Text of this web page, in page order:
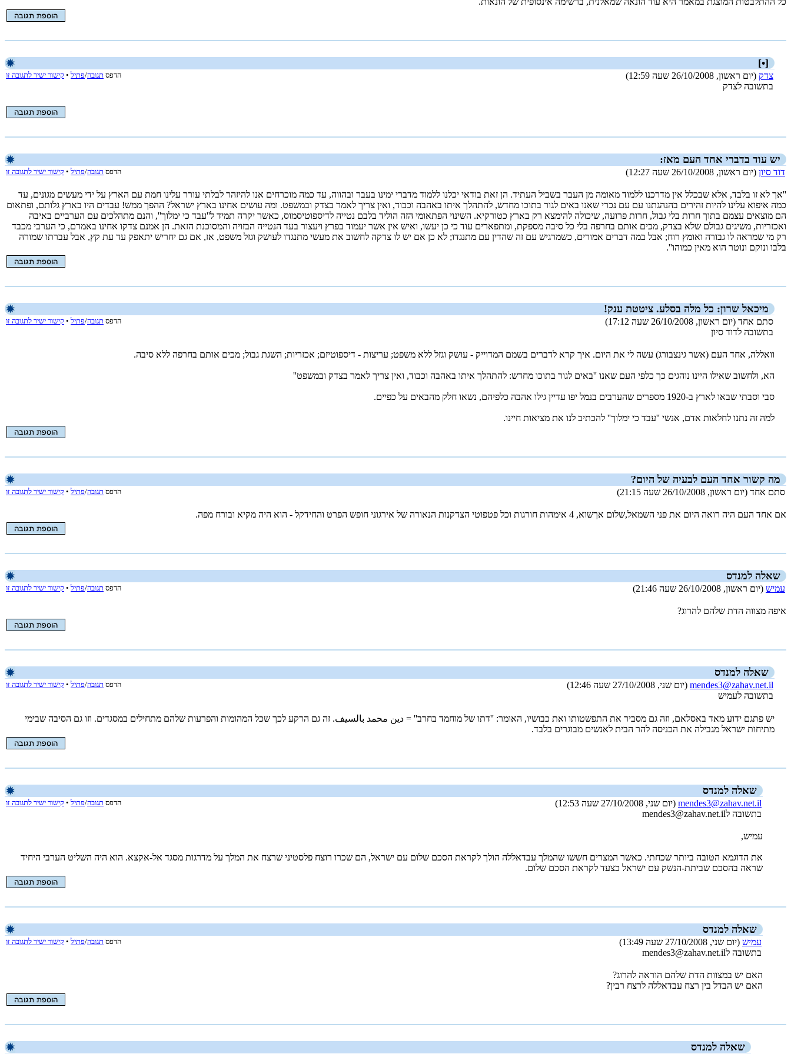
[•]
צדק (יום ראשון, 26/10/2008 שעה 12:59)
בתשובה לצדק
הדפס תגובה/פתיל • קישור ישיר לתגובה זו
יש עוד בדברי אחד העם מאז:
דוד סיון (יום ראשון, 26/10/2008 שעה 12:27) הדפס תגובה/פתיל • קישור ישיר לתגובה זו
''אך לא זו בלבד, אלא שבכלל אין מדרכנו ללמוד מאומה מן העבר בשביל העתיד. הן זאת בודאי יכלנו ללמוד מדברי ימינו בעבר ובהווה, עד כמה מוכרחים אנו להיזהר לבלתי עורר עלינו חמת עם הארץ על ידי מעשים מגונים, עד
כמה איפוא עלינו להיות זהירים בהנהגתנו עם עם נכרי שאנו באים לגור בתוכו מחדש, להתהלך איתו באהבה וכבוד, ואין צריך לאמר בצדק ובמשפט. ומה עושים אחינו בארץ ישראל? ההפך ממש! עבדים היו בארץ גלותם, ופתאום
הם מוצאים עצמם בתוך חרות בלי גבול, חרות פרועה, שיכולה להימצא רק בארץ כטורקיא. השינוי הפתאומי הזה הוליד בלבם נטייה לדיספוטיסמוס, כאשר יקרה תמיד ל''עבד כי ימלוך'', והנם מתהלכים עם הערביים באיבה
ואכזריות, משיגים גבולם שלא בצדק, מכים אותם בחרפה בלי כל סיבה מספקת, ומתפארים עוד כי כן יעשו, ואיש אין אשר יעמוד בפרץ ויעצור בעד הנטייה הבזויה והמסוכנת הזאת. הן אמנם צדקו אחינו באמרם, כי הערבי מכבד
רק מי שמראה לו גבורה ואומץ רוח; אבל במה דברים אמורים, כשמרגיש עם זה שהדין עם מתנגדו; לא כן אם יש לו צדקה לחשוב את מעשי מתנגדו לעושק וגזל משפט, אז, אם גם יחריש יתאפק עד עת קץ, אבל עברתו שמורה
בלבו ונוקם ונוטר הוא מאין כמוהו''.
מיכאל שרון: כל מלה בסלע. ציטטת ענק!
סתם אחד (יום ראשון, 26/10/2008 שעה 17:12)
בתשובה לדוד סיון
הדפס תגובה/פתיל • קישור ישיר לתגובה זו
וואללה, אחד העם (אשר גינצבורג) עשה לי את היום. איך קרא לדברים בשמם המדוייק - עושק וגזל ללא משפט; עריצות - דיספוטיזם; אכזריות; השגת גבול; מכים אותם בחרפה ללא סיבה.
הא, ולחשוב שאילו היינו נוהגים כך כלפי העם שאנו ''באים לגור בתוכו מחדש: להתהלך איתו באהבה וכבוד, ואין צריך לאמר בצדק ובמשפט''
סבי וסבתי שבאו לארץ ב-‏1920 מספרים שהערבים בנמל יפו עדיין גילו אהבה כלפיהם, נשאו חלק מהבאים על כפיים.
למה זה נתנו לחלאות אדם, אנשי ''עבד כי ימלוך'' להכתיב לנו את מציאות חיינו.
מה קשור אחד העם לבעיה של היום?
סתם אחד (יום ראשון, 26/10/2008 שעה 21:15) הדפס תגובה/פתיל • קישור ישיר לתגובה זו
אם אחד העם היה רואה היום את פני השמאל,שלום אךשוא, 4 אימהות חורגות וכל פטפוטי הצדקנות הנאורה של אירגוני חופש הפרט והחידקל - הוא היה מקיא ובורח מפה.
שאלה למנדס
עמיש (יום ראשון, 26/10/2008 שעה 21:46) הדפס תגובה/פתיל • קישור ישיר לתגובה זו
איפה מצווה הדת שלהם להרוג?
שאלה למנדס
mendes3@zahav.net.il (יום שני, 27/10/2008 שעה 12:46)
בתשובה לעמיש
הדפס תגובה/פתיל • קישור ישיר לתגובה זו
יש פתגם ידוע מאד באסלאם, וזה גם מסביר את התפשטותו ואת כבושיו, האומר: ''דתו של מוחמד בחרב'' = دين محمد بالسيف. זה גם הרקע לכך שכל המהומות והפרעות שלהם מתחילים במסגדים. וזו גם הסיבה שבימי
מתיחות ישראל מגבילה את הכניסה להר הבית לאנשים מבוגרים בלבד.
שאלה למנדס
mendes3@zahav.net.il (יום שני, 27/10/2008 שעה 12:53)
בתשובה לmendes3@zahav.net.il
הדפס תגובה/פתיל • קישור ישיר לתגובה זו
עמיש,
את הדוגמא הטובה ביותר שכחתי. כאשר המצרים חששו שהמלך עבדאללה הולך לקראת הסכם שלום עם ישראל, הם שכרו רוצח פלסטיני שרצח את המלך על מדרגות מסגד אל-אקצא. הוא היה השליט הערבי היחיד
שראה בהסכם שביתת-הנשק עם ישראל כצעד לקראת הסכם שלום.
שאלה למנדס
עמיש (יום שני, 27/10/2008 שעה 13:49)
בתשובה לmendes3@zahav.net.il
הדפס תגובה/פתיל • קישור ישיר לתגובה זו
האם יש במצוות הדת שלהם הוראה להרוג?
האם יש הבדל בין רצח עבדאללה לרצח רבין?
שאלה למנדס